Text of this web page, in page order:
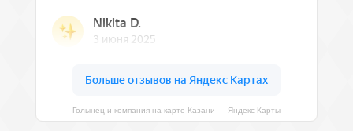
Голынец и компания на карте Казани — Яндекс Карты